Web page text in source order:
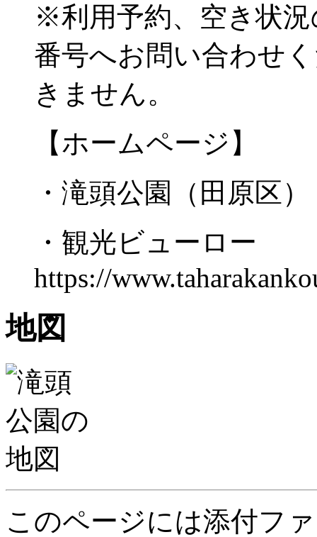
※利用予約、空き状
番号へお問い合わせ
きません。
【ホームページ】
・滝頭公園（田原区
・観光ビューロー
https://
地図
このページには添付フ